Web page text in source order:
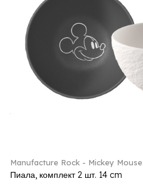
Manufacture Rock - Mickey Mouse
Пиала, комплект 2 шт. 14 cm